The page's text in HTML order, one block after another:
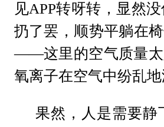
见APP转呀转，显然
扔了罢，顺势平躺在
——这里的空气质量太
氧离子在空气中纷乱
果然，人是需要静